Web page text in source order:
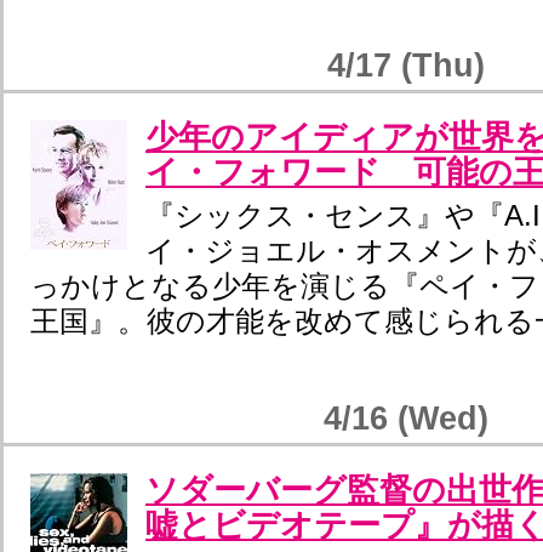
4/17 (Thu)
少年のアイディアが世界
イ・フォワード 可能の
『シックス・センス』や『
イ・ジョエル・オスメント
っかけとなる少年を演じる『ペイ・
王国』。彼の才能を改めて感じられ
4/16 (Wed)
ソダーバーグ監督の出世
嘘とビデオテープ』が描